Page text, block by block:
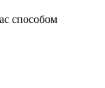
способом